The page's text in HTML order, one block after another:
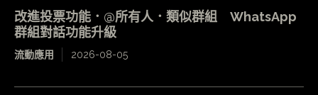
改進投票功能．@所有人．類似群組 WhatsApp
群組對話功能升級
流動應用 2026-08-05